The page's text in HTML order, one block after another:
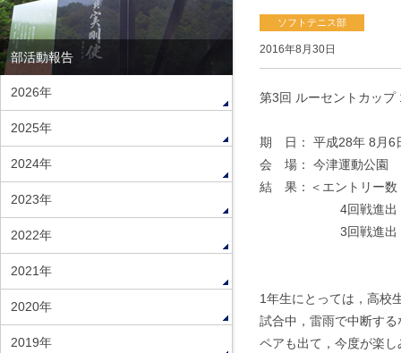
ソフトテニス部
2016年8月30日
第3回 ルーセントカッ
期 日： 平成28年 8月6
会 場： 今津運動公園
結 果：＜エントリー数
4回戦進
3回戦進
1年生にとっては，高校
試合中，雷雨で中断す
ペアも出て，今度が楽し
部活動報告
2026年
2025年
2024年
2023年
2022年
2021年
2020年
2019年